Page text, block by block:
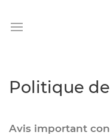
Politique
Avis important